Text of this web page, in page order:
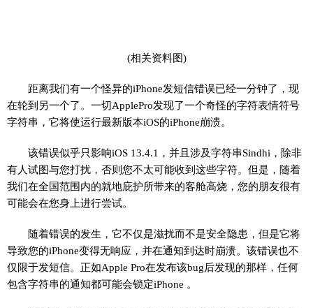
(相关资料图)
距离我们有一个怪异的iPhone发短信错误已经一分钟了，现
在轮到另一个了。一切ApplePro发现了一个奇怪的字符表情符号
字符串，它将使运行最新版本iOS的iPhone崩溃。
该错误似乎只影响iOS 13.4.1，并且涉及字符串Sindhi，除非
有人试图与您打扰，否则您不太可能收到这些字符。但是，随着
我们在全国范围内的就地庇护所带来的客舱高烧，您的朋友很有
可能会在您身上进行尝试。
随着错误的发生，它不仅是滋扰而不是安全隐患，但是它将
导致您的iPhone变得无响应，并在通知到达时崩溃。该错误也不
仅限于发短信。正如Apple Pro在发布该bug后发现的那样，任何
包含字符串的通知都可能会锁定iPhone 。